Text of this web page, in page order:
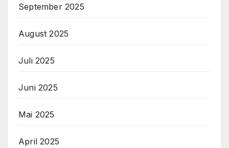
September 2025
August 2025
Juli 2025
Juni 2025
Mai 2025
April 2025